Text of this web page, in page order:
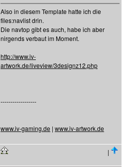
Also in diesem Template hatte ich die
files:navlist drin.
Die navtop gibt es auch, habe ich aber
nirgends verbaut im Moment.
http://www.iv-
artwork.de/liveview/3designz12.php
------------------
www.iv-gaming.de | www.iv-artwork.de
|